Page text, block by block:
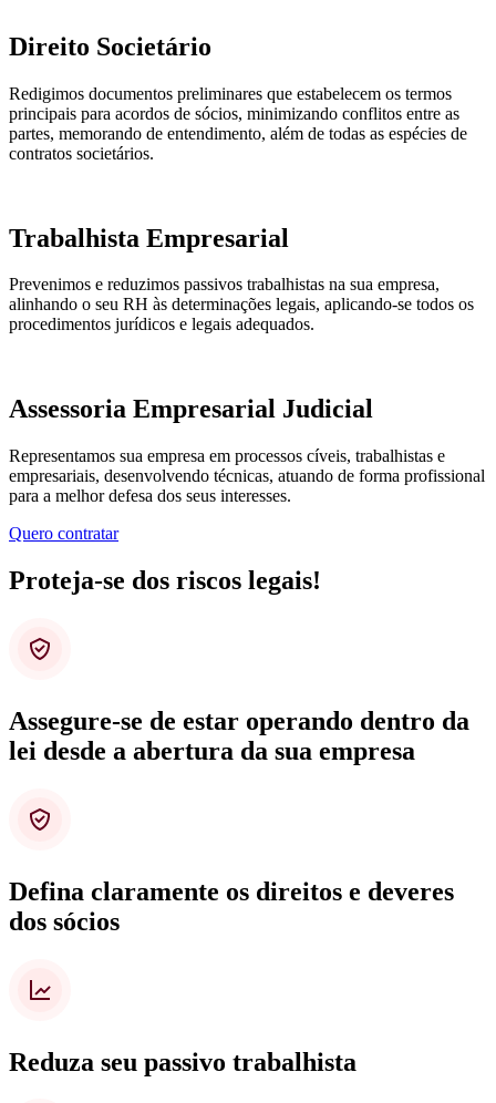
Direito Societário
Redigimos documentos preliminares que estabelecem os termos
principais para acordos de sócios, minimizando conflitos entre as
partes, memorando de entendimento, além de todas as espécies de
contratos societários.
Trabalhista Empresarial
Prevenimos e reduzimos passivos trabalhistas na sua empresa,
alinhando o seu RH às determinações legais, aplicando-se todos os
procedimentos jurídicos e legais adequados.
Assessoria Empresarial Judicial
Representamos sua empresa em processos cíveis, trabalhistas e
empresariais, desenvolvendo técnicas, atuando de forma profissional
para a melhor defesa dos seus interesses.
Quero contratar
Proteja-se dos riscos legais!
Assegure-se de estar operando dentro da
lei desde a abertura da sua empresa
Defina claramente os direitos e deveres
dos sócios
Reduza seu passivo trabalhista